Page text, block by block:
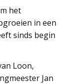
het
in een
sinds begin
Loon,
Jan